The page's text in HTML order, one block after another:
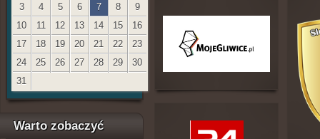
3
4 5 6 7 8
9
10
11 12 13 14 15
16
17
18 19 20 21 22
23
24
25 26 27 28 29
30
31
Warto zobaczyć